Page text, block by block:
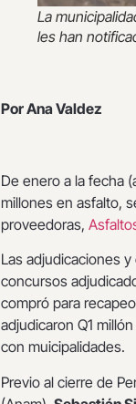
La
les han
Por Ana Valdez
De enero a la fecha
millones en asfalto,
proveedoras,
Las adjudicaciones
concursos
compró para
adjudicaron Q1
con muicipalidades.
Previo al cierre de